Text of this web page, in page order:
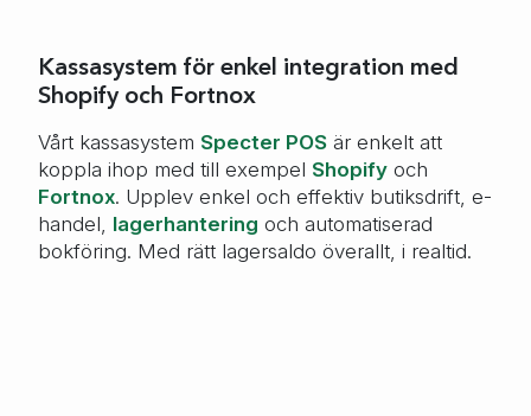
Kassasystem för enkel integration med
Shopify och Fortnox
Vårt kassasystem Specter POS är enkelt att
koppla ihop med till exempel Shopify och
Fortnox. Upplev enkel och effektiv butiksdrift, e-
handel, lagerhantering och automatiserad
bokföring. Med rätt lagersaldo överallt, i realtid.